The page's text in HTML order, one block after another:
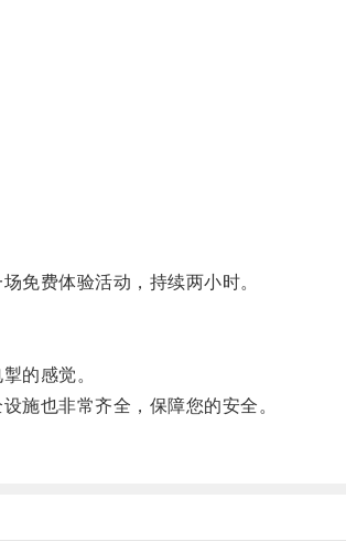
费体验活动，持续两小时。
的感觉。
也非常齐全，保障您的安全。